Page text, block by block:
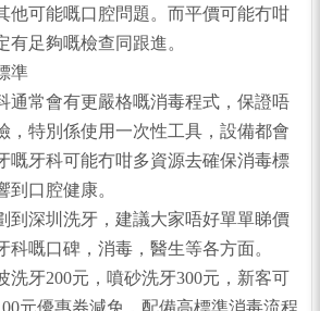
他可能嘅口腔問題。而平價可能冇咁
有足夠嘅檢查同跟進。
準
通常會有更嚴格嘅消毒程式，保證唔
，特別係使用一次性工具，設備都會
嘅牙科可能冇咁多資源去確保消毒標
到口腔健康。
到深圳洗牙，建議大家唔好單單睇價
科嘅口碑，消毒，醫生等各方面。
洗牙200元，噴砂洗牙300元，新客可